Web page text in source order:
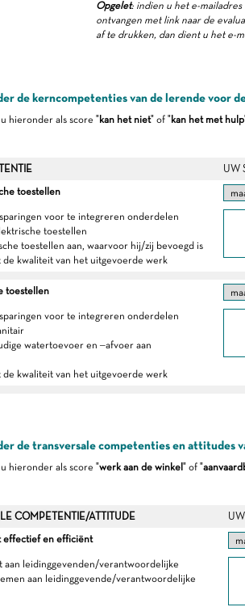
Opgelet: indien u het e-
ontvangen met link naar de
af te drukken, dan dient u het e-
de kerncompetenties van de lerende voor
hieronder als score "kan het niet" of "kan het met hulp
UW
toestellen
voor te integreren onderdelen
toestellen
toestellen aan, waarvoor hij/zij bevoegd is
kwaliteit van het uitgevoerde werk
toestellen
voor te integreren onderdelen
watertoevoer en –afvoer aan
kwaliteit van het uitgevoerde werk
de transversale competenties en attitudes
hieronder als score "werk aan de winkel " of "
COMPETENTIE/ATTITUDE
effectief en efficiënt
aan leidinggevenden/verantwoordelijke
aan leidinggevende/verantwoordelijke